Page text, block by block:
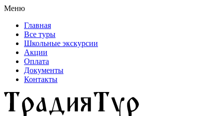
Меню
Главная
Все туры
Школьные экскурсии
Акции
Оплата
Документы
Контакты